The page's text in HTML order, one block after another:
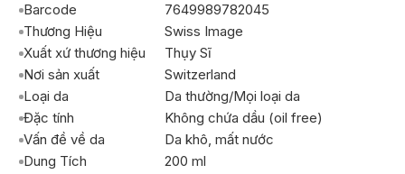
Barcode
7649989782045
Thương Hiệu
Swiss Image
Xuất xứ thương hiệu
Thụy Sĩ
Nơi sản xuất
Switzerland
Loại da
Da thường/Mọi loại da
Đặc tính
Không chứa dầu (oil free)
Vấn đề về da
Da khô, mất nước
Dung Tích
200 ml